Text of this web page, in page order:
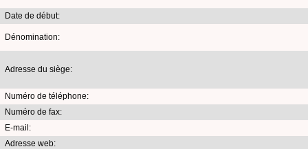
Date de début:
Dénomination:
Adresse du siège:
Numéro de téléphone:
Numéro de fax:
E-mail:
Adresse web: